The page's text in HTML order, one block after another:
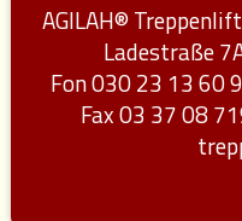
AGILAH®
Ladestraße
Fon 030 23 13 60
Fax 03 37 08